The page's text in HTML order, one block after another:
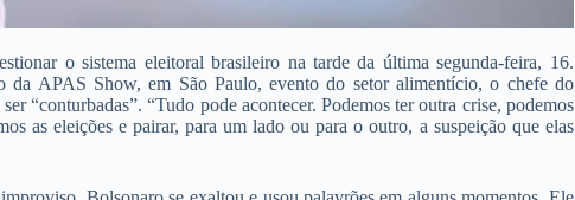
o sistema eleitoral brasileiro na tarde da última segunda-feira, 16.
da APAS Show, em São Paulo, evento do setor alimentício, o chefe do
“conturbadas”. “Tudo pode acontecer. Podemos ter outra crise, podemos
as eleições e pairar, para um lado ou para o outro, a suspeição que elas